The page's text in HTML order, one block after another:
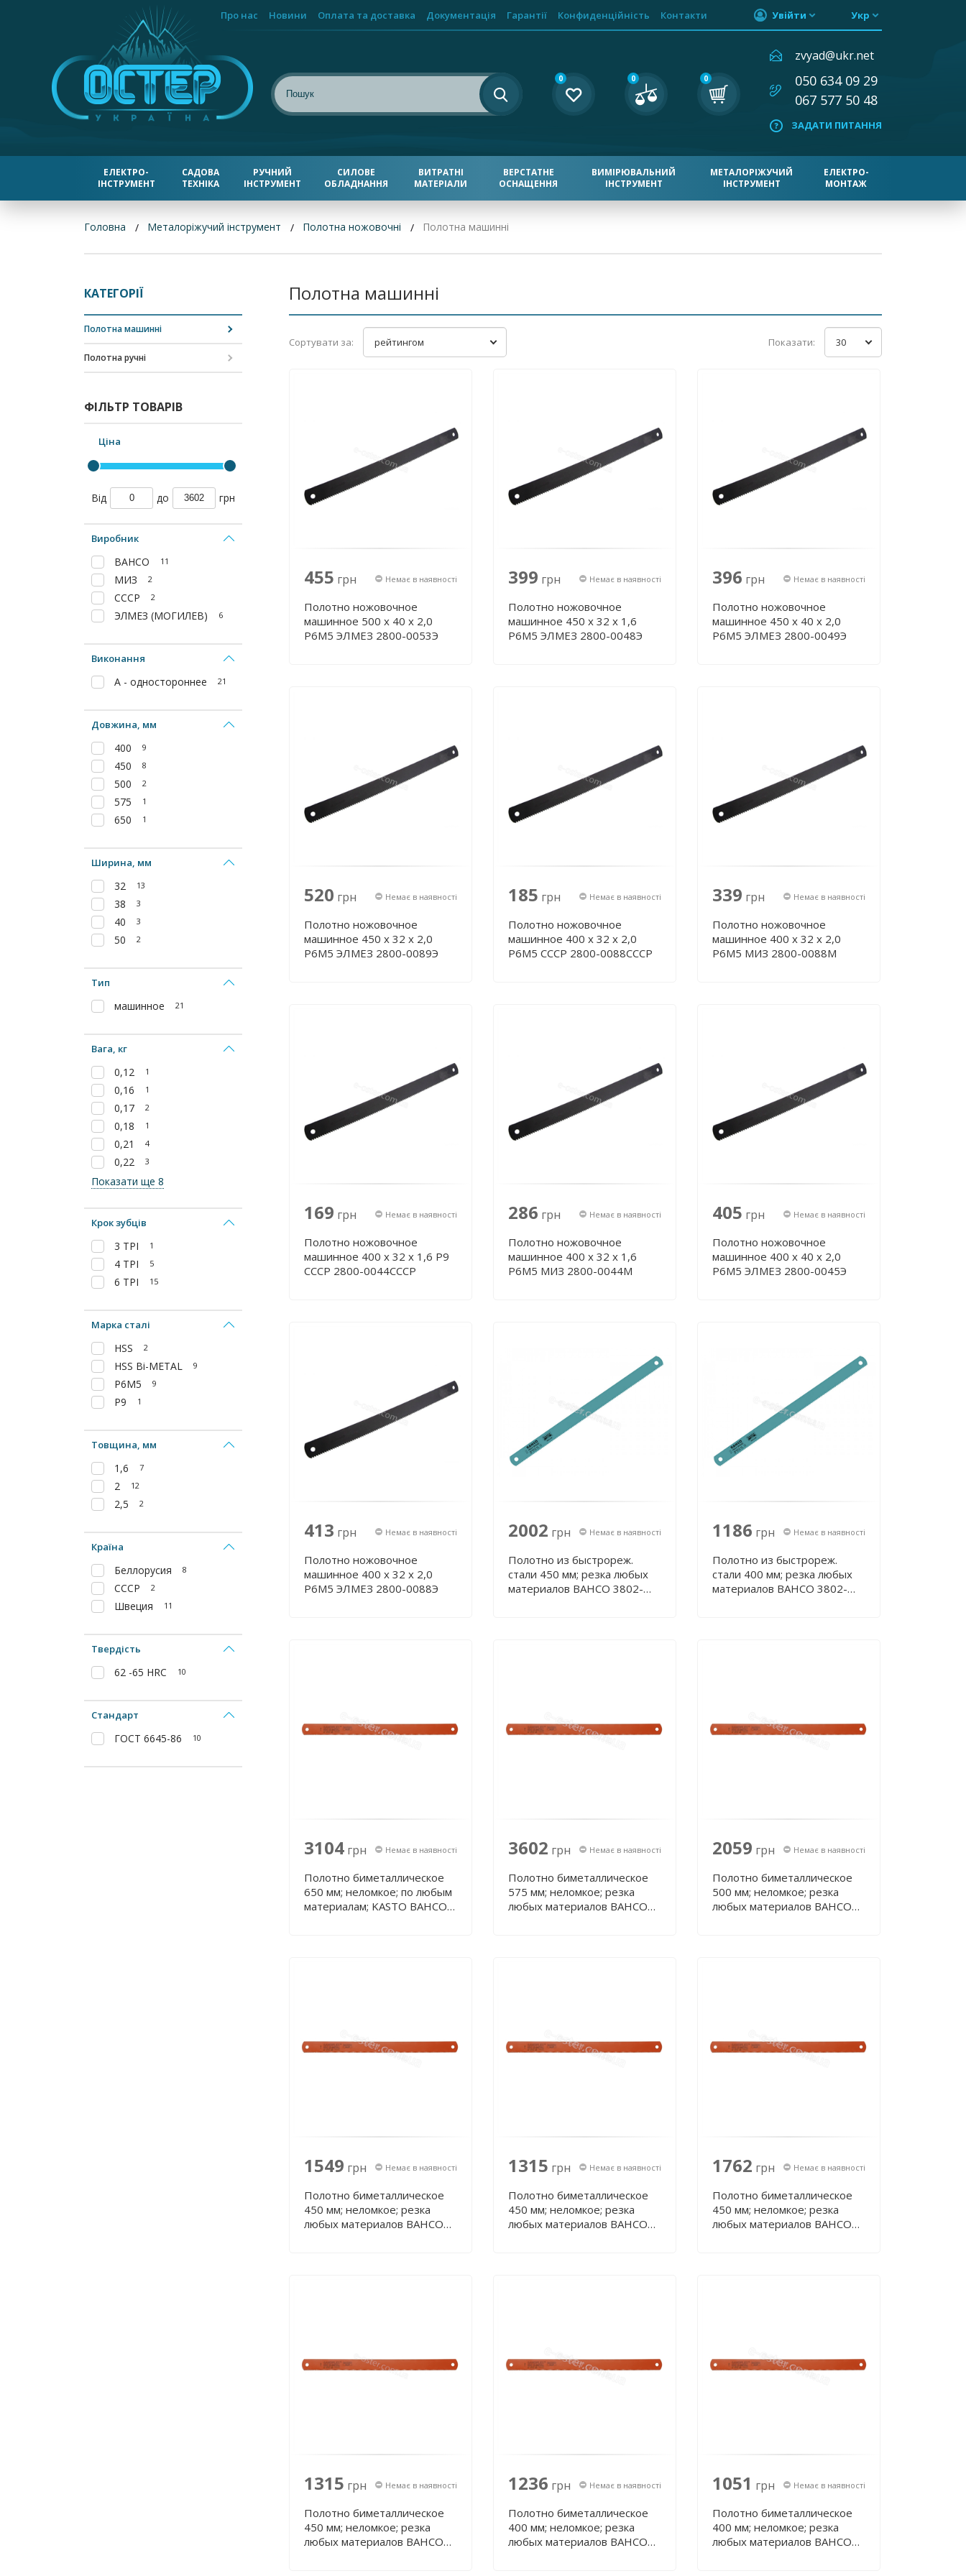
Про нас Новини Оплата та доставка Документація Гарантії Конфиденційність Контакти Увійти Укр
0 0 0
zvyad@ukr.net
050 634 09 29
067 577 50 48
ЗАДАТИ ПИТАННЯ
ЕЛЕКТРО-
ІНСТРУМЕНТ
САДОВА
ТЕХНІКА
РУЧНИЙ
ІНСТРУМЕНТ
СИЛОВЕ
ОБЛАДНАННЯ
ВИТРАТНІ
МАТЕРІАЛИ
ВЕРСТАТНЕ
ОСНАЩЕННЯ
ВИМІРЮВАЛЬНИЙ
ІНСТРУМЕНТ
МЕТАЛОРІЖУЧИЙ
ІНСТРУМЕНТ
ЕЛЕКТРО-
МОНТАЖ
Головна Металоріжучий інструмент Полотна ножовочні Полотна машинні
КАТЕГОРІЇ
Полотна машинні
Полотна ручні
ФІЛЬТР ТОВАРІВ
Ціна
Від до грн
Виробник
BAHCO 11
МИЗ 2
СССР 2
ЭЛМЕЗ (МОГИЛЕВ) 6
Виконання
А - одностороннее 21
Довжина, мм
400 9
450 8
500 2
575 1
650 1
Ширина, мм
32 13
38 3
40 3
50 2
Тип
машинное 21
Вага, кг
0,12 1
0,16 1
0,17 2
0,18 1
0,21 4
0,22 3
Показати ще 8
Крок зубців
3 TPI 1
4 TPI 5
6 TPI 15
Марка сталі
HSS 2
HSS Bi-METAL 9
Р6М5 9
Р9 1
Товщина, мм
1,6 7
2 12
2,5 2
Країна
Беллорусия 8
СССР 2
Швеция 11
Твердість
62 -65 HRC 10
Стандарт
ГОСТ 6645-86 10
Полотна машинні
Сортувати за: рейтингом Показати: 30
455 грн Немає в наявності
Полотно ножовочное
машинное 500 х 40 х 2,0
Р6М5 ЭЛМЕЗ 2800-0053Э
399 грн Немає в наявності
Полотно ножовочное
машинное 450 х 32 х 1,6
Р6М5 ЭЛМЕЗ 2800-0048Э
396 грн Немає в наявності
Полотно ножовочное
машинное 450 х 40 х 2,0
Р6М5 ЭЛМЕЗ 2800-0049Э
520 грн Немає в наявності
Полотно ножовочное
машинное 450 х 32 х 2,0
Р6М5 ЭЛМЕЗ 2800-0089Э
185 грн Немає в наявності
Полотно ножовочное
машинное 400 х 32 х 2,0
Р6М5 СССР 2800-0088СССР
339 грн Немає в наявності
Полотно ножовочное
машинное 400 х 32 х 2,0
Р6М5 МИЗ 2800-0088М
169 грн Немає в наявності
Полотно ножовочное
машинное 400 х 32 х 1,6 Р9
СССР 2800-0044СССР
286 грн Немає в наявності
Полотно ножовочное
машинное 400 х 32 х 1,6
Р6М5 МИЗ 2800-0044М
405 грн Немає в наявності
Полотно ножовочное
машинное 400 х 40 х 2,0
Р6М5 ЭЛМЕЗ 2800-0045Э
413 грн Немає в наявності
Полотно ножовочное
машинное 400 х 32 х 2,0
Р6М5 ЭЛМЕЗ 2800-0088Э
2002 грн Немає в наявності
Полотно из быстрореж.
стали 450 мм; резка любых
материалов BAHCO 3802-
1186 грн Немає в наявності
Полотно из быстрореж.
стали 400 мм; резка любых
материалов BAHCO 3802-
3104 грн Немає в наявності
Полотно биметаллическое
650 мм; неломкое; по любым
материалам; KASTO BAHCO
3602 грн Немає в наявності
Полотно биметаллическое
575 мм; неломкое; резка
любых материалов BAHCO
2059 грн Немає в наявності
Полотно биметаллическое
500 мм; неломкое; резка
любых материалов BAHCO
1549 грн Немає в наявності
Полотно биметаллическое
450 мм; неломкое; резка
любых материалов BAHCO
1315 грн Немає в наявності
Полотно биметаллическое
450 мм; неломкое; резка
любых материалов BAHCO
1762 грн Немає в наявності
Полотно биметаллическое
450 мм; неломкое; резка
любых материалов BAHCO
1315 грн Немає в наявності
Полотно биметаллическое
450 мм; неломкое; резка
любых материалов BAHCO
1236 грн Немає в наявності
Полотно биметаллическое
400 мм; неломкое; резка
любых материалов BAHCO
1051 грн Немає в наявності
Полотно биметаллическое
400 мм; неломкое; резка
любых материалов BAHCO